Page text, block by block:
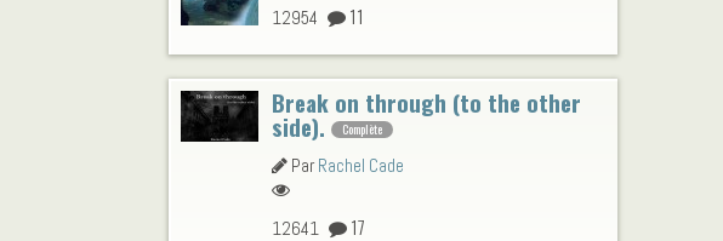
12954 11
Break on through (to the other
side). Complète
ParRachel Cade
12641 17